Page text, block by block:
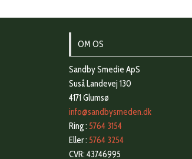
OM OS
Sandby Smedie ApS
Suså Landevej 130
4171 Glumsø
info@sandbysmeden.dk
Ring : 5764 3154
Eller : 5764 3254
CVR: 43746995